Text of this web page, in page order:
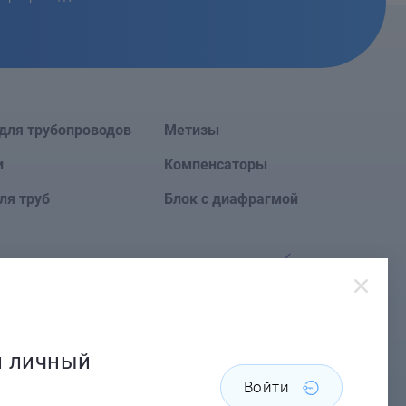
трубопроводов
труб
Метизы
Компенсаторы
Блок с диафрагмой
личный
Войти